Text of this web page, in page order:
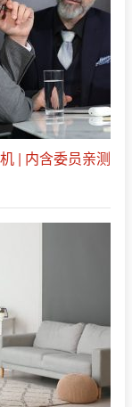
| 内含委员亲测